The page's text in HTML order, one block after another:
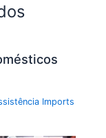
Imports